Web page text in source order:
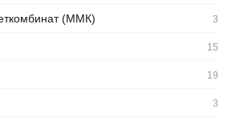
(ММК) 3
15
19
3